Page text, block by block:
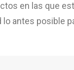
en las que
antes posible